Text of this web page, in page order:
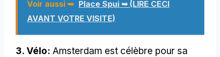
Voir aussi ➥ Place Spui ➥ (LIRE CECI
AVANT VOTRE VISITE)
3. Vélo: Amsterdam est célèbre pour sa